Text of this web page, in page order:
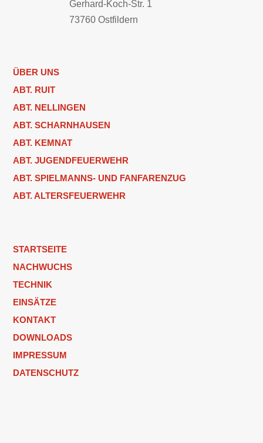
Gerhard-Koch-Str. 1
73760 Ostfildern
ÜBER UNS
ABT. RUIT
ABT. NELLINGEN
ABT. SCHARNHAUSEN
ABT. KEMNAT
ABT. JUGENDFEUERWEHR
ABT. SPIELMANNS- UND FANFARENZUG
ABT. ALTERSFEUERWEHR
STARTSEITE
NACHWUCHS
TECHNIK
EINSÄTZE
KONTAKT
DOWNLOADS
IMPRESSUM
DATENSCHUTZ